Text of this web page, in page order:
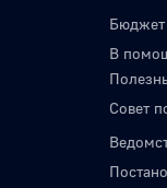
Бюджет
В
Совет